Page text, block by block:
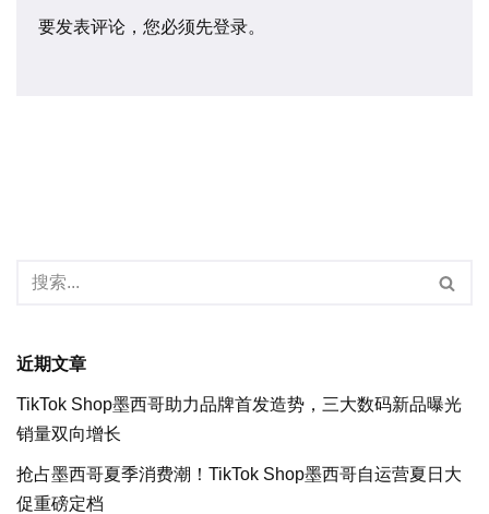
要发表评论，您必须先登录。
近期文章
TikTok Shop墨西哥助力品牌首发造势，三大数码新品曝光
销量双向增长
抢占墨西哥夏季消费潮！TikTok Shop墨西哥自运营夏日大
促重磅定档